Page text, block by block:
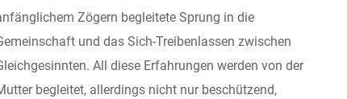
Zögern begleitete Sprung in die
und das Sich-Treibenlassen zwischen
All diese Erfahrungen werden von der
begleitet, allerdings nicht nur beschützend,